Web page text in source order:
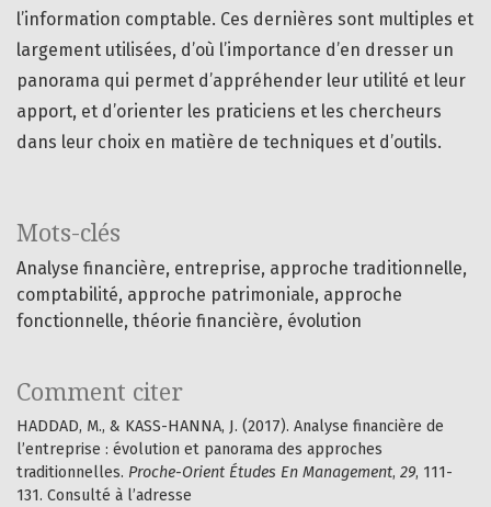
Mots-clés
Analyse financière, entreprise, approche traditionnelle,
comptabilité, approche patrimoniale, approche
fonctionnelle, théorie financière, évolution
Comment citer
HADDAD, M., & KASS-HANNA, J. (2017). Analyse financière de
l’entreprise : évolution et panorama des approches
traditionnelles. Proche-Orient Études En Management, 29, 111-
131. Consulté à l’adresse
l’information comptable. Ces dernières sont multiples et
largement utilisées, d’où l’importance d’en dresser un
panorama qui permet d’appréhender leur utilité et leur
apport, et d’orienter les praticiens et les chercheurs
dans leur choix en matière de techniques et d’outils.